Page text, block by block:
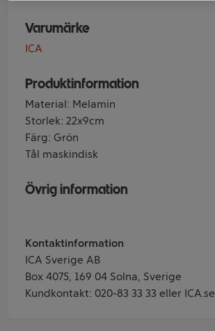
Varumärke
ICA
Produktinformation
Material: Melamin
Storlek: 22x9cm
Färg: Grön
Tål maskindisk
Övrig information
Kontaktinformation
ICA Sverige AB
Box 4075, 169 04 Solna, Sverige
Kundkontakt: 020-83 33 33 eller ICA.se